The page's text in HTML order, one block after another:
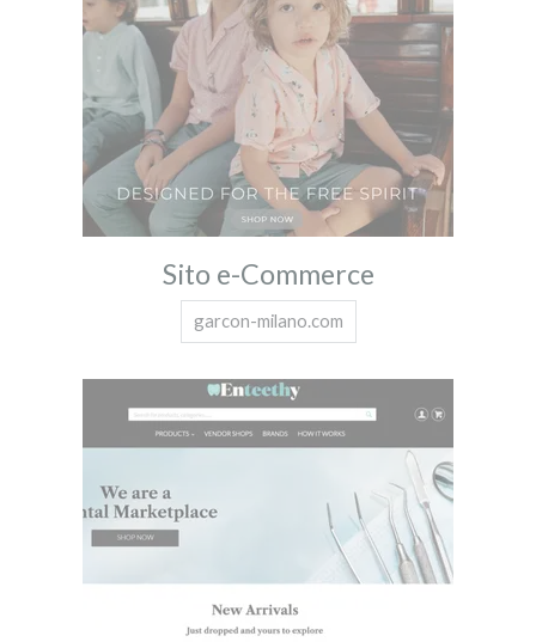
Sito e-Commerce
garcon-milano.com